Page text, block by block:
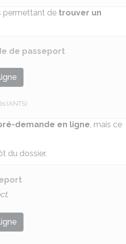
permettant de trouver un
de passeport
(ANTS)
demande en ligne, mais ce
du dossier.
.